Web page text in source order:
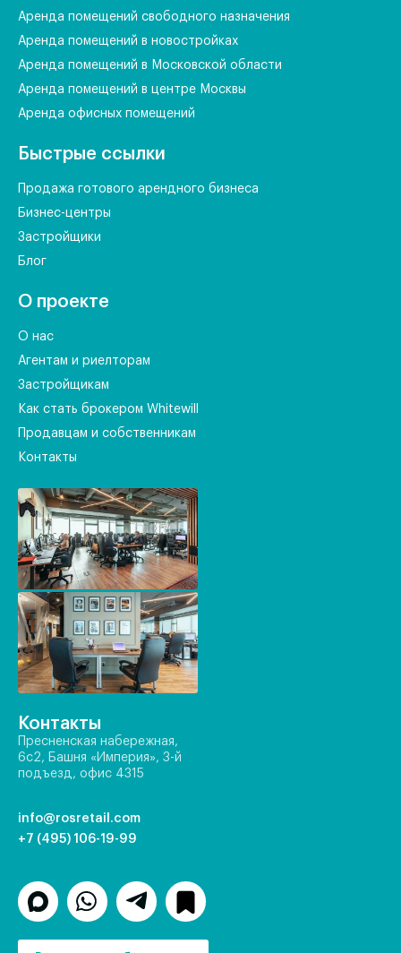
Аренда помещений свободного назначения
Аренда помещений в новостройках
Аренда помещений в Московской области
Аренда помещений в центре Москвы
Аренда офисных помещений
Быстрые ссылки
Продажа готового арендного бизнеса
Бизнес-центры
Застройщики
Блог
О проекте
О нас
Агентам и риелторам
Застройщикам
Как стать брокером Whitewill
Продавцам и собственникам
Контакты
Контакты
Пресненская набережная,
6с2, Башня «Империя», 3-й
подъезд, офис 4315
info@rosretail.com
+7 (495) 106-19-99